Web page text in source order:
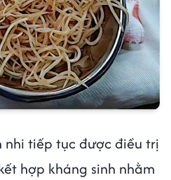
nhi tiếp tục được điều trị
hợp kháng sinh nhằm